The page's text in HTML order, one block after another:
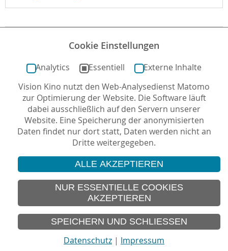
Archiv Kindertiger
zurück zur Übersicht/Projekte
© 2026 Vision Kino
IMPRESSUM
SITEMAP
DATENSCHUTZ
Cookie Einstellungen
Analytics Essentiell
Externe Inhalte
Vision Kino nutzt den Web-Analysedienst Matomo
zur Optimierung der Website. Die Software läuft
dabei ausschließlich auf den Servern unserer
Website. Eine Speicherung der anonymisierten
Daten findet nur dort statt, Daten werden nicht an
Dritte weitergegeben.
ALLE AKZEPTIEREN
NUR ESSENTIELLE COOKIES
AKZEPTIEREN
SPEICHERN UND SCHLIESSEN
Datenschutz | Impressum